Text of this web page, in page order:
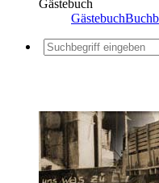
Gästebuch
Gästebuch